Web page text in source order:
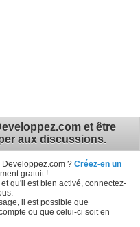
et être
aux discussions.
? Créez-en un
gratuit !
qu'il est bien activé, connectez-
il est possible que
ou que celui-ci soit en